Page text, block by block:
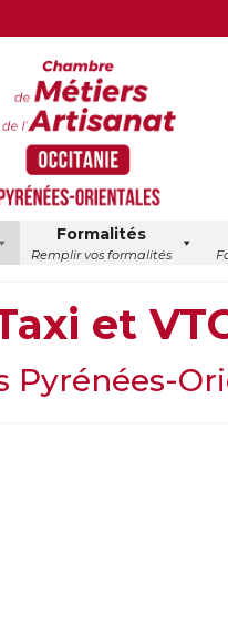
Formalités
Remplir vos formalités
et
Pyrénées-